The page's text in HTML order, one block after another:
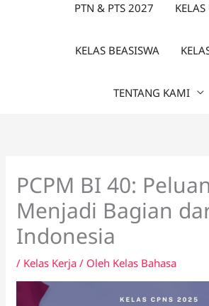
PTN & PTS 2027
KELAS BEASISWA
TENTANG KAMI
PCPM BI 40:
Menjadi Bagian
Indonesia
/ Kelas Kerja / Oleh Kelas Bahasa